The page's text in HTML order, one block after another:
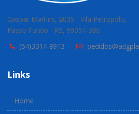
Gaspar Martins, 2035 - Vila Petropolis,
Passo Fundo - RS, 99051-380
(54)3314-8913
Links
Home